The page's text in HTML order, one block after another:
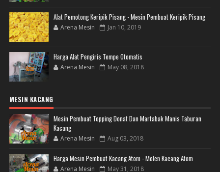
Alat Pemotong Keripik Pisang - Mesin Pembuat Keripik Pisang
Arena Mesin Jan 10, 2019
Harga Alat Pengiris Tempe Otomatis
Arena Mesin May 08, 2018
MESIN KACANG
Mesin Pembuat Topping Donat Dan Martabak Manis Taburan
Kacang
Arena Mesin Aug 03, 2018
Harga Mesin Pembuat Kacang Atom - Molen Kacang Atom
Arena Mesin May 31, 2018